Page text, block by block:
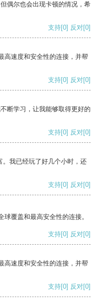
偶尔也会出现卡顿的情况，希
支持[0] 反对[0]
高速度和安全性的连接，并帮
支持[0] 反对[0]
断学习，让我能够取得更好的
支持[0] 反对[0]
我已经玩了好几个小时，还
支持[0] 反对[0]
覆盖和最高安全性的连接。
支持[0] 反对[0]
高速度和安全性的连接，并帮
支持[0] 反对[0]